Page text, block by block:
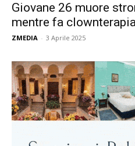
Giovane 26 muore
mentre fa
ZMEDIA - 3 Aprile 2025